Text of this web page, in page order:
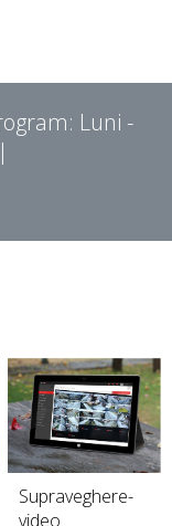
Luni -
|
Supraveghere-
video